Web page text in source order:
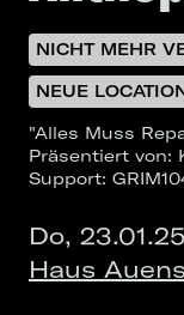
NICHT MEHR
NEUE
"Alles Muss
Präsentiert von:
Support:
Do, 23.01.25
Haus